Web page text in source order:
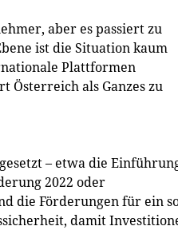
aber es passiert zu
ist die Situation kaum
Plattformen
als Ganzes zu
– etwa die
2022 oder
die Förderungen für ein
damit